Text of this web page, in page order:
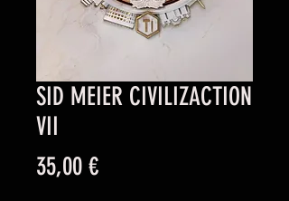
SID MEIER CIVILIZACTION
VII
35,00 €Precio